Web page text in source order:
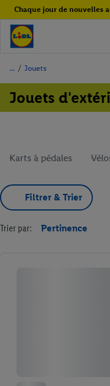
Chaque jour de nouvelles
/ Jouets
Jouets
Karts à pédales
Filtrer & Trier
Trier par: Pertinence